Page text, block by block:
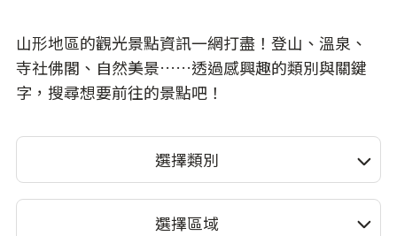
山形地區的觀光景點資訊一網打盡！登山、溫泉、
寺社佛閣、自然美景……透過感興趣的類別與關鍵
字，搜尋想要前往的景點吧！
選擇類別
選擇區域